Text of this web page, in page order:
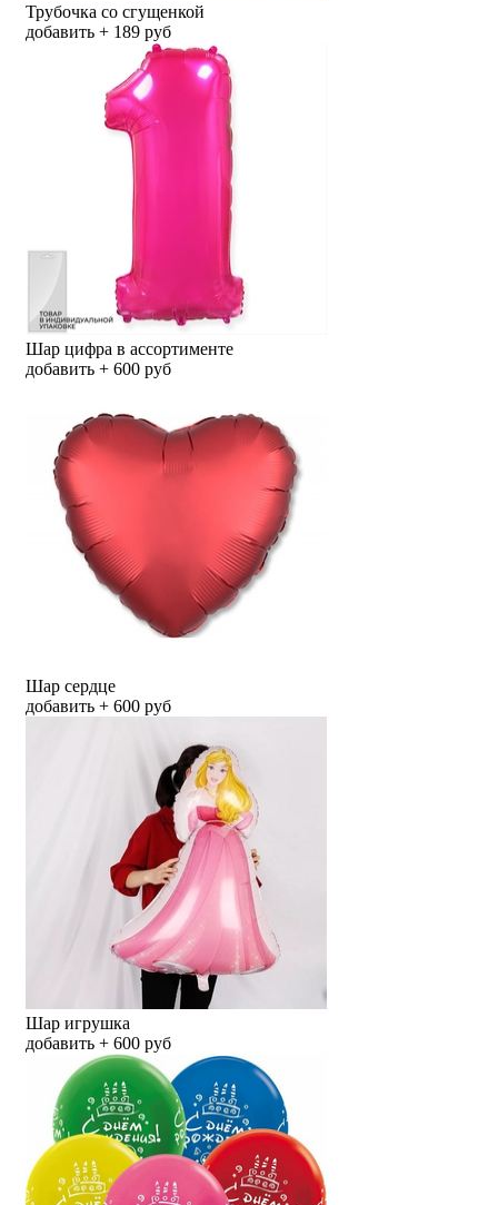
Трубочка со сгущенкой
добавить + 189 руб
Шар цифра в ассортименте
добавить + 600 руб
Шар сердце
добавить + 600 руб
Шар игрушка
добавить + 600 руб